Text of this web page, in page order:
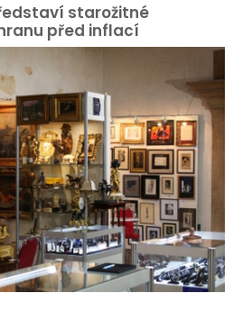
starožitné
před inflací